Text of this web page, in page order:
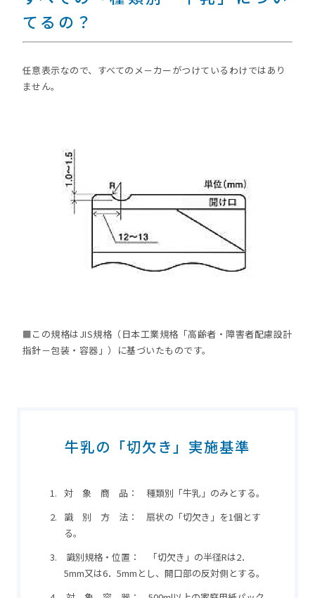
てるの？
任意表示なので、すべてのメ－カーがつけているわけではあり
ません。
■この規格はJIS規格（日本工業規格「高齢者・障害者配慮設計
指針－包装・容器」）に基づいたものです。
牛乳の「切欠き」実施基準
対 象 商 品： 種類別「牛乳」のみとする。
識 別 方 法： 扇状の「切欠き」を1個とす
る。
識別規格・位置： 「切欠き」の半径Rは2．
5mm又は6．5mmとし、開口部の反対側とする。